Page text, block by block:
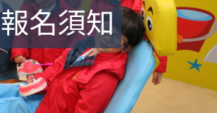
報名須知